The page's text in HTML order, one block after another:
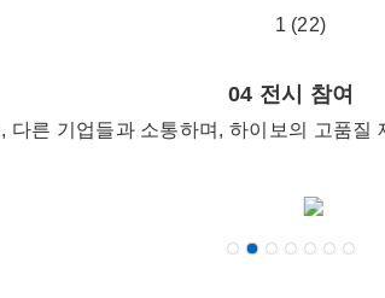
04 전시 참여
른 기업들과 소통하며, 하이보의 고품